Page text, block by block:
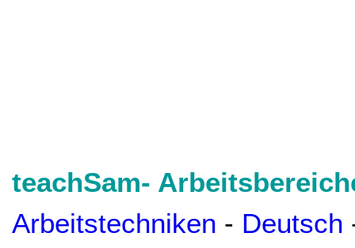
teachSam-
Arbeitstechniken - Deutsch